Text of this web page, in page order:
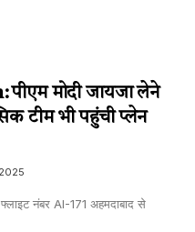
मोदी जायजा लेने
टीम भी पहुंची प्लेन
नंबर AI-171 अहमदाबाद से